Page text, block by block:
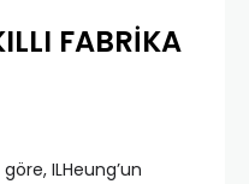
FABRİKA
ILHeung’un